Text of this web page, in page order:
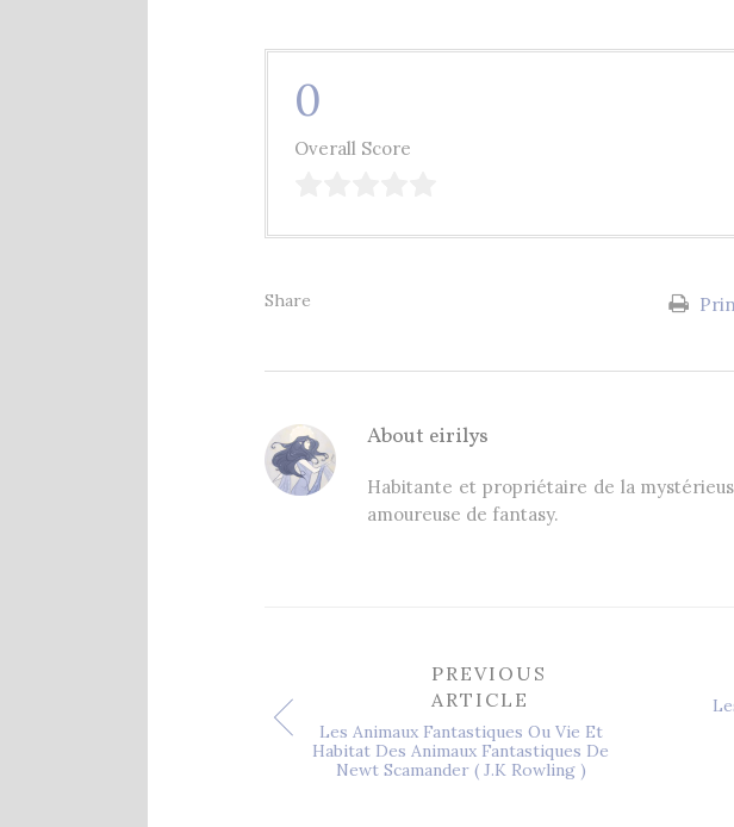
0
Overall Score
Share
About eirilys
Habitante et propriétaire de la
amoureuse de fantasy.
PREVIOUS
ARTICLE
Les Animaux Fantastiques Ou Vie Et
Habitat Des Animaux Fantastiques De
Newt Scamander ( J.K Rowling )